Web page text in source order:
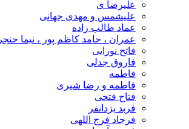
علیرضا ی
علیشمس و مهدی جهانی
عماد طالب زاده
عمران ، حامد کاظم پور ، نیما حنجر
فاتح نورایی
فاروق جدلی
فاطمه
فاطمه و رضا شیری
فتاح فتحی
فربد یزدانفر
فرجاد فرج اللهی